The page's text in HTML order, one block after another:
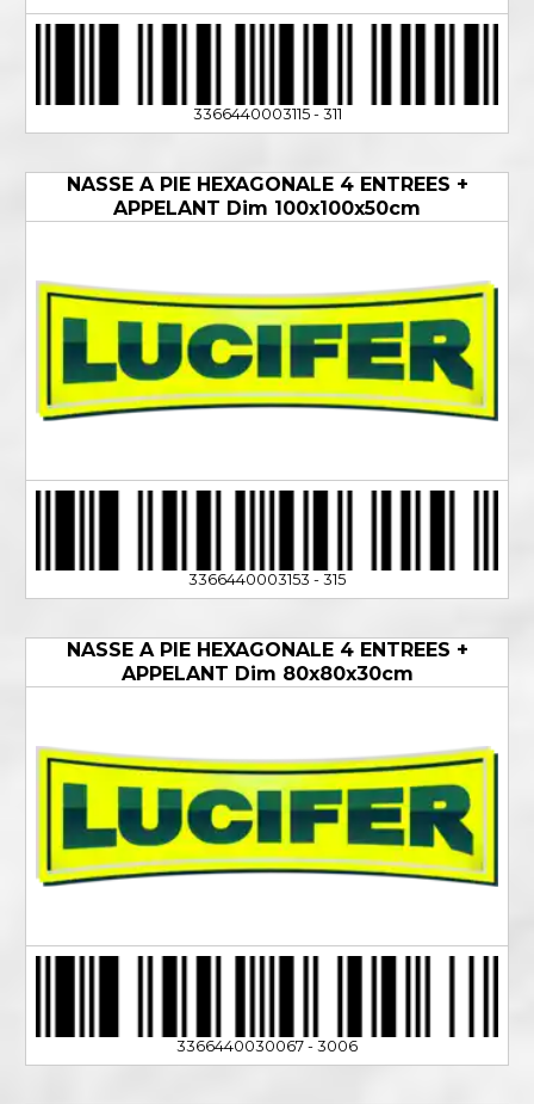
3366440003115 - 311
NASSE A PIE HEXAGONALE 4 ENTREES +
APPELANT Dim 100x100x50cm
3366440003153 - 315
NASSE A PIE HEXAGONALE 4 ENTREES +
APPELANT Dim 80x80x30cm
3366440030067 - 3006